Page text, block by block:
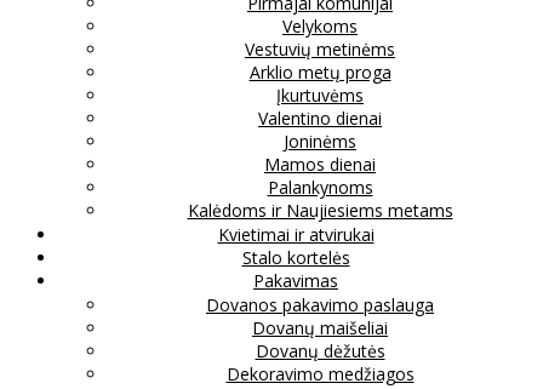
Velykoms
Vestuvių metinėms
Arklio metų proga
Įkurtuvėms
Valentino dienai
Joninėms
Mamos dienai
Palankynoms
Kalėdoms ir Naujiesiems metams
Kvietimai ir atvirukai
Stalo kortelės
Pakavimas
Dovanos pakavimo paslauga
Dovanų maišeliai
Dovanų dėžutės
Dekoravimo medžiagos